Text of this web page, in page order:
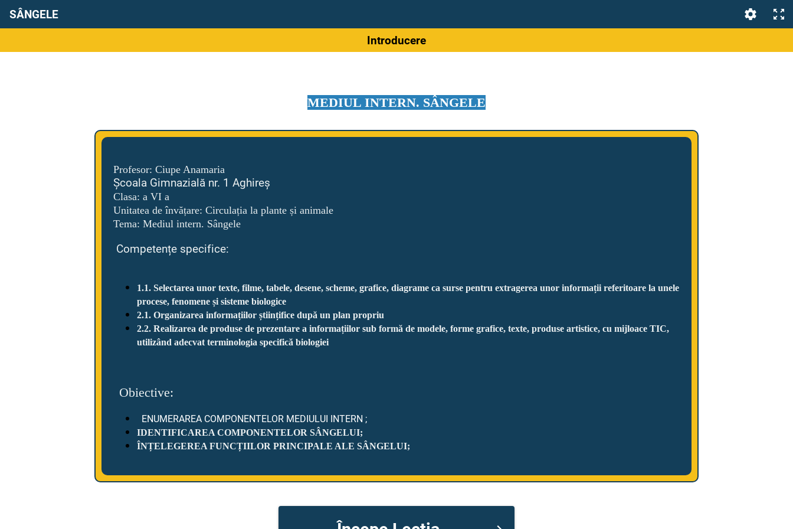
SÂNGELE
Introducere
MEDIUL INTERN. SÂNGELE
Profesor: Ciupe Anamaria
Școala Gimnazială nr. 1 Aghireș
Clasa: a VI a
Unitatea de învățare: Circulația la plante și animale
Tema: Mediul intern. Sângele
Competențe specifice:
1.1. Selectarea unor texte, filme, tabele, desene, scheme, grafice, diagrame ca surse pentru extragerea unor informații referitoare la unele
procese, fenomene și sisteme biologice
2.1. Organizarea informațiilor științifice după un plan propriu
2.2. Realizarea de produse de prezentare a informațiilor sub formă de modele, forme grafice, texte, produse artistice, cu mijloace TIC,
utilizând adecvat terminologia specifică biologiei
Obiective:
ENUMERAREA COMPONENTELOR MEDIULUI INTERN ;
IDENTIFICAREA COMPONENTELOR SÂNGELUI;
ÎNȚELEGEREA FUNCȚIILOR PRINCIPALE ALE SÂNGELUI;